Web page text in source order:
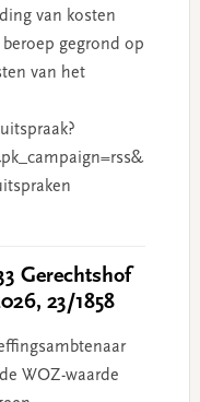
van kosten
gegrond op
van het
Gerechtshof
23/1858
WOZ-waarde